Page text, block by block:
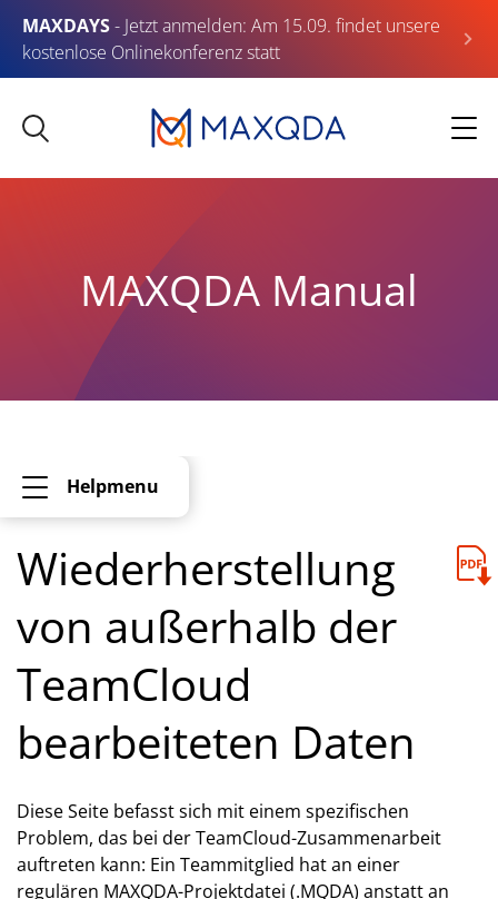
MAXDAYS- Jetzt anmelden: Am 15.09. findet unsere
kostenlose Onlinekonferenz statt
MAXQDA Manual
Helpmenu
Wiederherstellung
von außerhalb der
TeamCloud
bearbeiteten Daten
Diese Seite befasst sich mit einem spezifischen
Problem, das bei der TeamCloud-Zusammenarbeit
auftreten kann: Ein Teammitglied hat an einer
regulären MAXQDA-Projektdatei (.MQDA) anstatt an